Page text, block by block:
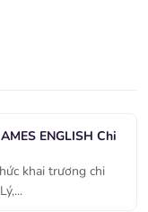
ENGLISH Chi
khai trương chi